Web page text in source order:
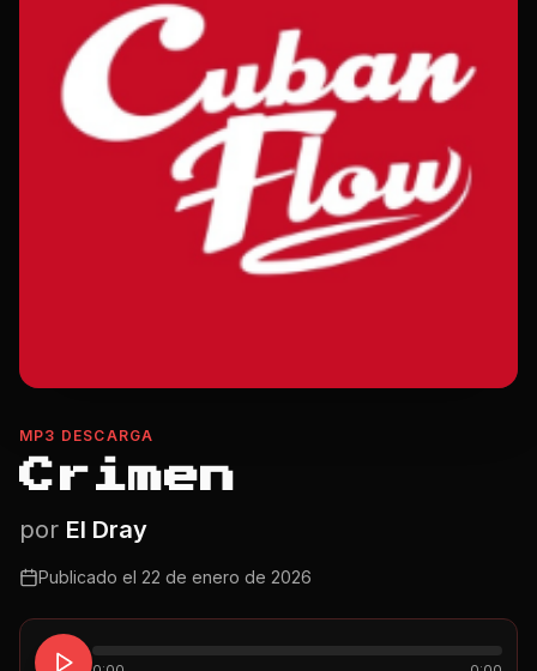
MP3 DESCARGA
Crimen
por El Dray
Publicado el 22 de enero de 2026